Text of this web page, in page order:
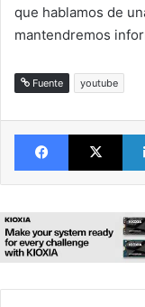
que hablamos de
mantendremos
Fuente youtube
FacebookX